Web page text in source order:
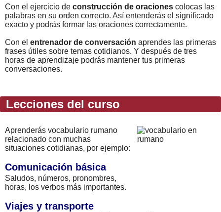
Con el ejercicio de construcción de oraciones colocas las
palabras en su orden correcto. Así entenderás el significado
exacto y podrás formar las oraciones correctamente.
Con el entrenador de conversación aprendes las primeras
frases útiles sobre temas cotidianos. Y después de tres
horas de aprendizaje podrás mantener tus primeras
conversaciones.
Lecciones del curso
Aprenderás vocabulario rumano
relacionado con muchas
situaciones cotidianas, por ejemplo:
Comunicación básica
Saludos, números, pronombres,
horas, los verbos más importantes.
Viajes y transporte